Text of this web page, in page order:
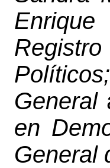
Políticos
General
en
General